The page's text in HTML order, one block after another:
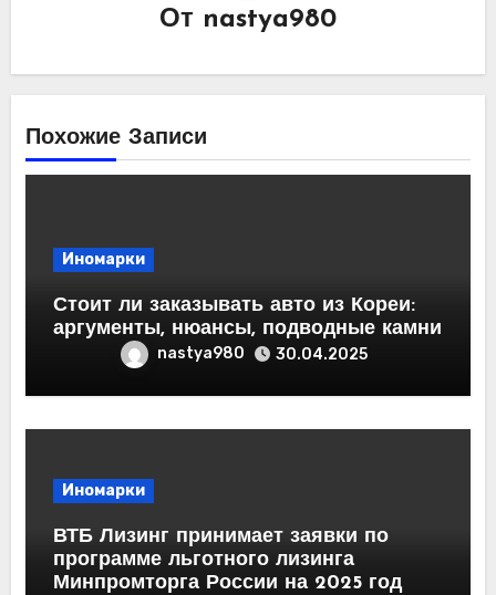
От nastya980
Похожие Записи
Иномарки
Стоит ли заказывать авто из Кореи:
аргументы, нюансы, подводные камни
nastya980 30.04.2025
Иномарки
ВТБ Лизинг принимает заявки по
программе льготного лизинга
Минпромторга России на 2025 год